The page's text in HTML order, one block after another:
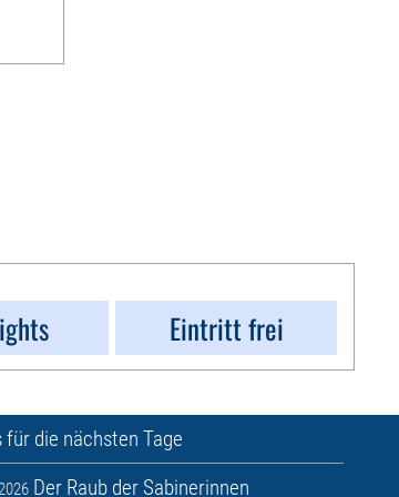
Eintritt frei
für die nächsten Tage
Der Raub der Sabinerinnen